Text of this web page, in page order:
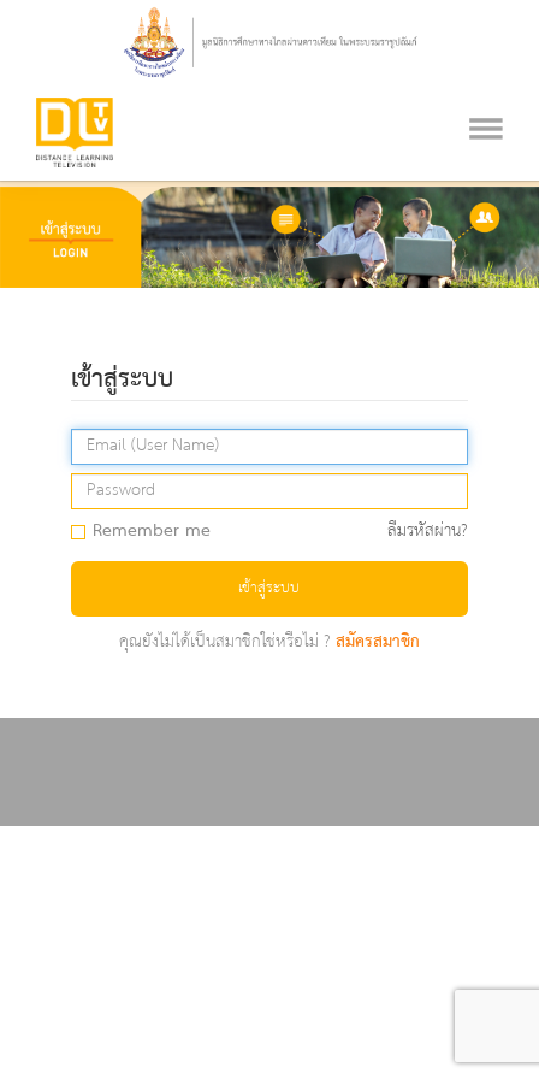
เข้าสู่ระบบ
Remember me ลืมรหัสผ่าน?
เข้าสู่ระบบ
คุณยังไม่ได้เป็นสมาชิกใช่หรือไม่ ?สมัครสมาชิก